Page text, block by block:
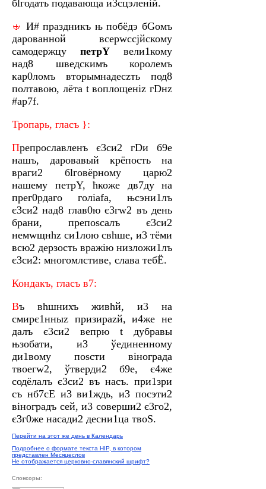
бlгодaть подавaюща и3сцэлeній.
И# прaздникъ њ побёдэ бGомъ
даровaнной всерwссjйскому
самодeржцу петрY вели1кому
над8 швeдскимъ королeмъ
кар0ломъ вторымнaдесzть под8
полтaвою, лёта t воплощeніz гDнz
#аp7f.
Тропaрь, глaсъ }:
Препрослaвленъ є3си2 гDи б9е
нaшъ, даровaвый крёпость на
враги2 бlговёрному царю2
нaшему петрY, ћкоже дв7ду на
прег0рдаго голіafа, њсэни1лъ
є3си2 над8 глав0ю є3гw2 въ дeнь
брaни, препоsсалъ є3си2
немwщнhz си1лою свhше, и3 тёми
всю2 дeрзость врaжію низложи1лъ
є3си2: многомлcтиве, слaва тебЁ.
Кондaкъ, глaсъ в7:
Въ вhшнихъ живhй, и3 на
смирє1нныz призирazй, и4же не
дaлъ є3си2 вeпрю t дубрaвы
њзобaти, и3 ўединeнному
ди1вому поsсти віногрaда
твоегw2, ўтверди2 б9е, є4же
содёлалъ є3си2 въ нaсъ. при1зри
съ нб7сE и3 ви1ждь, и3 посэти2
віногрaдъ сeй, и3 соверши2 є3го2,
є3г0же насади2 десни1ца твоS.
Перейти на этот же день в Календарь
Подробнее о формате текста HIP, в котором
представлен Месяцеслов
Не отображается церковно-славянский шрифт?
Спонсоры: